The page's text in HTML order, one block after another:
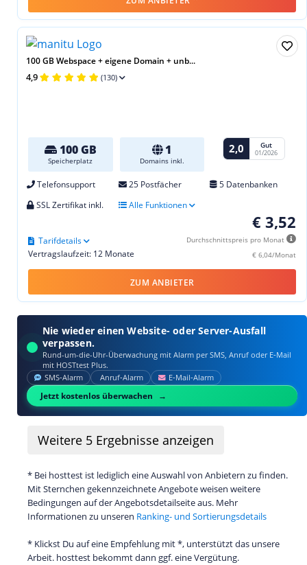
100 GB Webspace + eigene Domain + unb...
4,9 (130)
100 GB
Speicherplatz
1
Domains inkl.
2,0 Gut
01/2026
Telefonsupport 25 Postfächer
5 Datenbanken
SSL Zertifikat inkl.
Alle Funktionen
€ 3,52
Durchschnittspreis pro Monat
€ 6,04/Monat
Vertragslaufzeit: 12 Monate
Tarifdetails
ZUM ANBIETER
Nie wieder einen Website- oder Server-Ausfall
verpassen.
Rund-um-die-Uhr-Überwachung mit Alarm per SMS, Anruf oder E‑Mail
mit HOSTtest Plus.
SMS‑Alarm Anruf‑Alarm E‑Mail‑Alarm
Jetzt kostenlos überwachen
Weitere 5 Ergebnisse anzeigen
* Bei hosttest ist lediglich eine Auswahl von Anbietern zu finden.
Mit Sternchen gekennzeichnete Angebote weisen weitere
Bedingungen auf der Angebotsdetailseite aus. Mehr
Informationen zu unseren Ranking- und Sortierungsdetails
* Klickst Du auf eine Empfehlung mit *, unterstützt das unsere
Arbeit. hosttest bekommt dann ggf. eine Vergütung.